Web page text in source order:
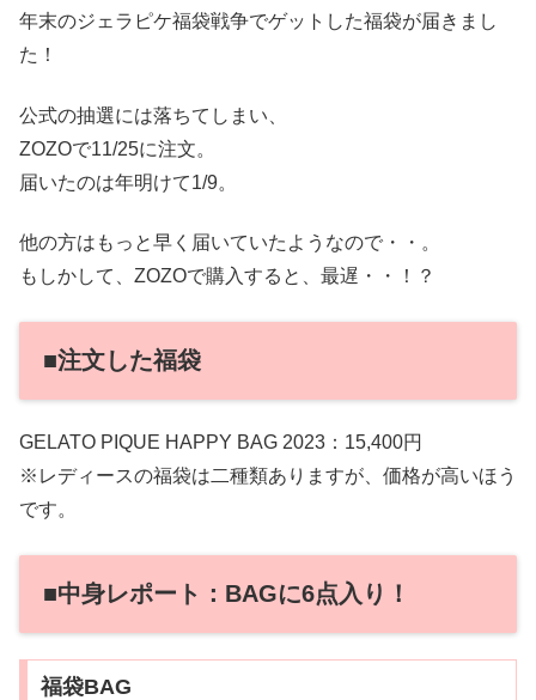
年末のジェラピケ福袋戦争でゲットした福袋が届きまし
た！
公式の抽選には落ちてしまい、
ZOZOで11/25に注文。
届いたのは年明けて1/9。
他の方はもっと早く届いていたようなので・・。
もしかして、ZOZOで購入すると、最遅・・！？
■注文した福袋
GELATO PIQUE HAPPY BAG 2023：15,400円
※レディースの福袋は二種類ありますが、価格が高いほう
です。
■中身レポート：BAGに6点入り！
福袋BAG